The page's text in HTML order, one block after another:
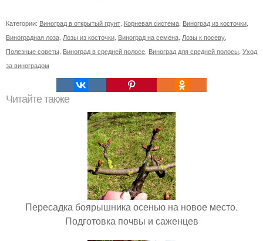
Категории: Виноград в открытый грунт Корневая система Виноград из косточки
Виноградная лоза Лозы из косточки Виноград на семена Лозы к посеву
Полезные советы Виноград в средней полосе Виноград для средней полосы Уход
за виноградом
Читайте также
Пересадка боярышника осенью на новое место.
Подготовка почвы и саженцев